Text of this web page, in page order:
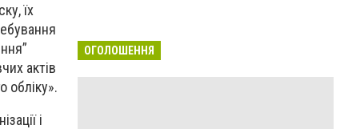
їх
актів
обліку».
і
ОГОЛОШЕННЯ